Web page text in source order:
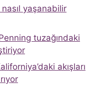
yaşanabilir
tuzağındaki
akışları